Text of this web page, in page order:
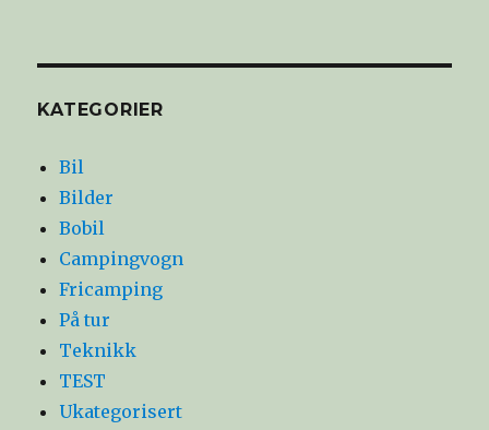
KATEGORIER
Bil
Bilder
Bobil
Campingvogn
Fricamping
På tur
Teknikk
TEST
Ukategorisert